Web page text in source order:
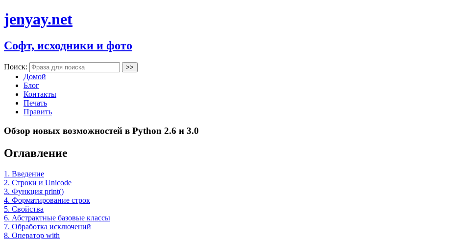
jenyay.net
Софт, исходники и фото
Поиск:
Домой
Блог
Контакты
Печать
Править
Обзор новых возможностей в Python 2.6 и 3.0
Оглавление
1. Введение
2. Строки и Unicode
3. Функция print()
4. Форматирование строк
5. Свойства
6. Абстрактные базовые классы
7. Обработка исключений
8. Оператор with